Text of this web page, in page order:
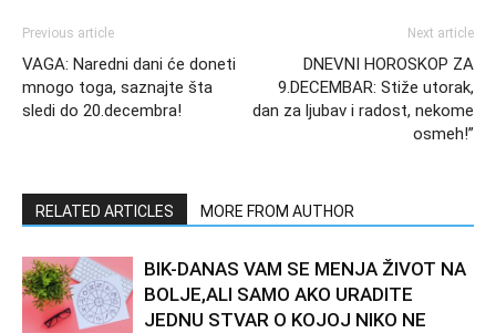
Previous article
VAGA: Naredni dani će doneti
mnogo toga, saznajte šta
sledi do 20.decembra!
Next article
DNEVNI HOROSKOP ZA
9.DECEMBAR: Stiže utorak,
dan za ljubav i radost, nekome
osmeh!”
RELATED ARTICLES MORE FROM AUTHOR
BIK-DANAS VAM SE MENJA ŽIVOT NA
BOLJE,ALI SAMO AKO URADITE
JEDNU STVAR O KOJOJ NIKO NE